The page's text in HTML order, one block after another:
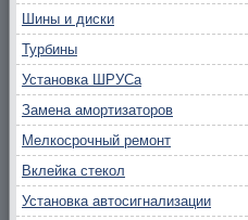
Шины и диски
Турбины
Установка ШРУСа
Замена амортизаторов
Мелкосрочный ремонт
Вклейка стекол
Установка автосигнализации